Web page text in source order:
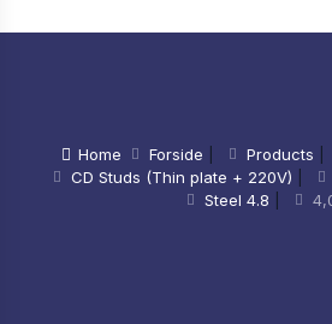
Home Forside Products
CD Studs (Thin plate + 220V)
Steel 4.8